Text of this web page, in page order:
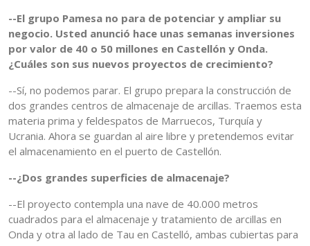
--El grupo Pamesa no para de potenciar y ampliar su
negocio. Usted anunció hace unas semanas inversiones
por valor de 40 o 50 millones en Castellón y Onda.
¿Cuáles son sus nuevos proyectos de crecimiento?
--Sí, no podemos parar. El grupo prepara la construcción de
dos grandes centros de almacenaje de arcillas. Traemos esta
materia prima y feldespatos de Marruecos, Turquía y
Ucrania. Ahora se guardan al aire libre y pretendemos evitar
el almacenamiento en el puerto de Castellón.
--¿Dos grandes superficies de almacenaje?
--El proyecto contempla una nave de 40.000 metros
cuadrados para el almacenaje y tratamiento de arcillas en
Onda y otra al lado de Tau en Castelló, ambas cubiertas para